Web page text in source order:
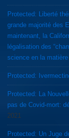
Protected: Liberté thérapeutique: a part
grande majorité des
maintenant, la
légalisation des
science en la matière
Protected:
Protected: La
pas de Covid-mort:
2021
Protected: Un Juge